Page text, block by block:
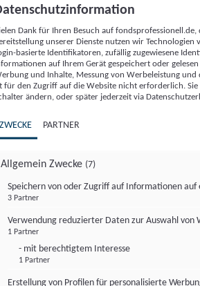
Inhalte, Messung von Werbeleistung
Inhalten sowie Zielgruppenforschung.
ähnliche Online-Kennungen (z. B. login-
generierte Kennungen,
können zusammen mit anderen
und Browserinformationen,
unterstützte Technologien usw.) auf
oder von dort ausgelesen werden, um es
wenn es eine App oder einer Webseite
einen oder mehrere der hier aufgeführten
Dank für Ihren Besuch auf
unserer Dienste nutzen wir Technologien
basierte Identifikatoren, zufällig zugewiesene
auf Ihrem Gerät gespeichert oder
und Inhalte, Messung von Werbeleistung
für den Zugriff auf die Website nicht erforderlich.
ändern, oder später jederzeit via
ZWECKE PARTNER
Allgemein Zwecke (7)
Speichern von oder Zugriff auf Informationen auf
3 Partner
Verwendung reduzierter Daten zur Auswahl von
1 Partner
- mit berechtigtem Interesse
1 Partner
Erstellung von Profilen für personalisierte